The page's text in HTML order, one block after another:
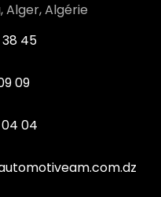
Alger, Algérie
38 45
09
04 04